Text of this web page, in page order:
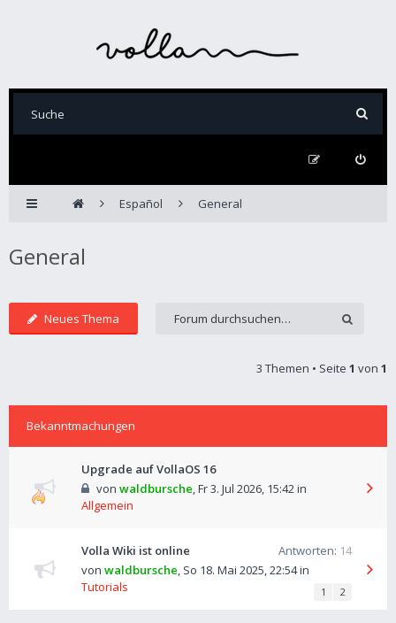
Español General
General
Neues Thema
3 Themen • Seite 1 von 1
Bekanntmachungen
Upgrade auf VollaOS 16
von waldbursche,Fr 3. Jul 2026, 15:42in
Allgemein
Volla Wiki ist online Antworten: 14
von waldbursche, So 18. Mai 2025, 22:54in
Tutorials
1 2